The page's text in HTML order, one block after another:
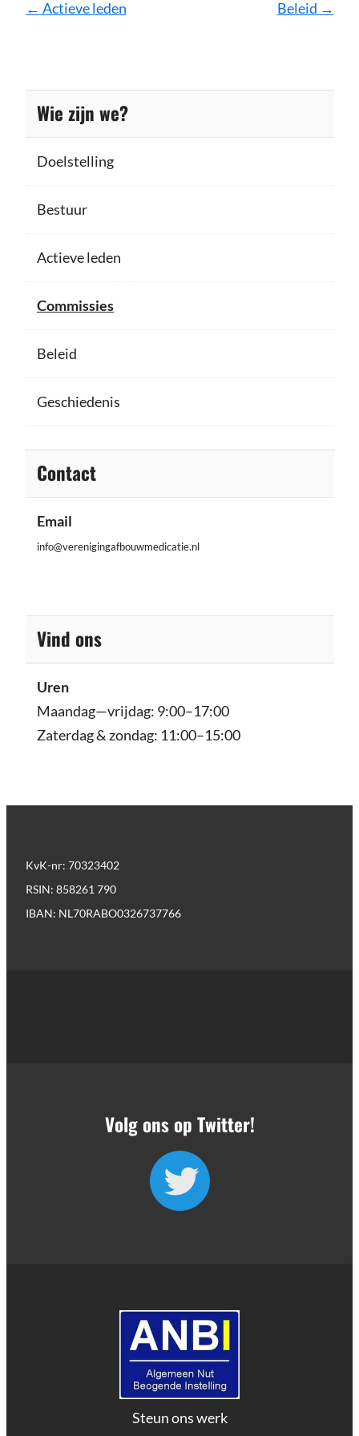
Pagina
← Actieve leden Beleid →
Wie zijn we?
Doelstelling
Bestuur
Actieve leden
Commissies
Beleid
Geschiedenis
Contact
Email
info@verenigingafbouwmedicatie.nl
Vind ons
Uren
Maandag—vrijdag: 9:00–17:00
Zaterdag & zondag: 11:00–15:00
KvK-nr: 70323402
RSIN: 858261 790
IBAN: NL70RABO0326737766
Volg ons op Twitter!
Steun ons werk